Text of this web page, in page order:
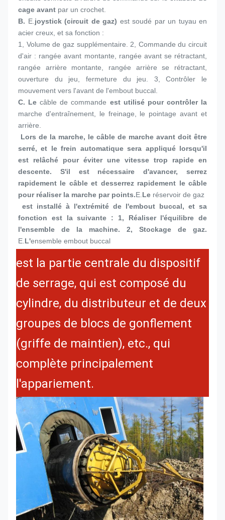
cage avant par un crochet.
B. E. joystick (circuit de gaz) est soudé par un tuyau en
acier creux, et sa fonction :
1, Volume de gaz supplémentaire. 2, Commande du circuit
d'air : rangée avant montante, rangée avant se rétractant,
rangée arrière montante, rangée arrière se rétractant,
ouverture du jeu, fermeture du jeu. 3, Contrôler le
mouvement vers l'avant de l'embout buccal.
C. Le câble de commande
marche d'entraînement, le freinage, le pointage avant et
arrière.
serré, et le frein automatique sera appliqué lorsqu'il
est relâché pour éviter une vitesse trop rapide en
descente. S'il est nécessaire d'avancer, serrez
rapidement le câble et desserrez rapidement le câble
pour réaliser la marche par points.E. Le réservoir de gaz
fonction est la suivante : 1, Réaliser l'équilibre de
l'ensemble de la machine. 2, Stockage de gaz.
E. L'ensemble embout buccal
est la partie centrale du dispositif
de serrage, qui est composé du
cylindre, du distributeur et de deux
groupes de blocs de gonflement
(griffe de maintien), etc., qui
complète principalement
l'appariement.